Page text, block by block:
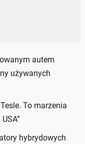
autem
używanych
To marzenia
hybrydowych